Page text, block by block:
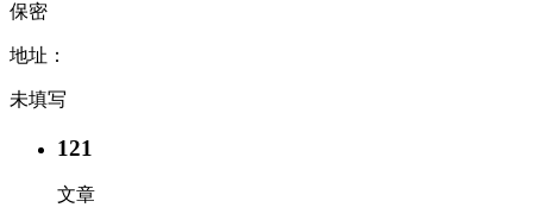
保密
地址：
未填写
121
文章